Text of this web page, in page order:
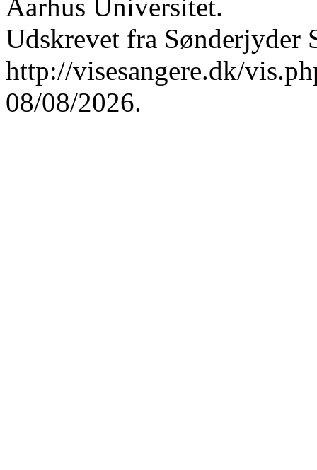
Aarhus Universitet.
Udskrevet fra Sønderjyder
http://visesangere.dk/
08/08/2026.